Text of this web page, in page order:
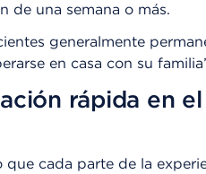
de una semana o más.
generalmente
en casa con su
rápida en
que cada parte de la